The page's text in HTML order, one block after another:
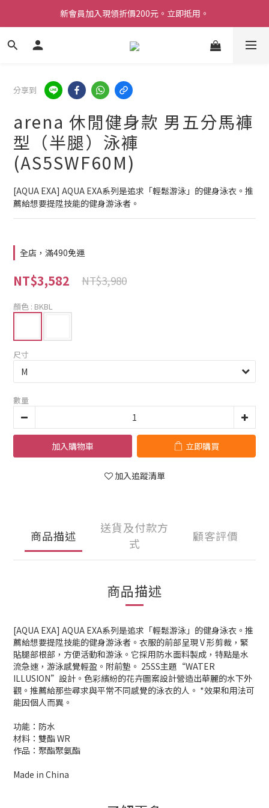
Welcome 台灣官方旗艦館
新會員加入現領折價200元。立即抵用。
Welcome 台灣官方旗艦館
分享到
arena 休閒健身款 男五分馬褲
型（半腿）泳褲
(AS5SWF60M)
[AQUA EXA] AQUA EXA系列是追求「輕鬆游泳」的健身泳衣。推
薦給想要提陞技能的健身游泳者。
全店，滿490免運
NT$3,582 NT$3,980
顏色 : BKBL
尺寸
數量
加入購物車 立即購買
加入追蹤清單
商品描述
送貨及付款方
式
顧客評價
商品描述
[AQUA EXA] AQUA EXA系列是追求「輕鬆游泳」的健身泳衣。推
薦給想要提陞技能的健身游泳者。衣服的前部呈現 V 形剪裁，緊
貼腿部根部，方便活動和游泳。它採用防水面料製成，特點是水
流急速，游泳感覺輕盈。附前墊。 25SS主題“WATER
ILLUSION”設計。色彩繽紛的花卉圖案設計營造出華麗的水下外
觀。推薦給那些尋求與平常不同感覺的泳衣的人。 *效果和用法可
能因個人而異。
功能：防水
材料：雙酯 WR
作品：聚酯聚氨酯
Made in China